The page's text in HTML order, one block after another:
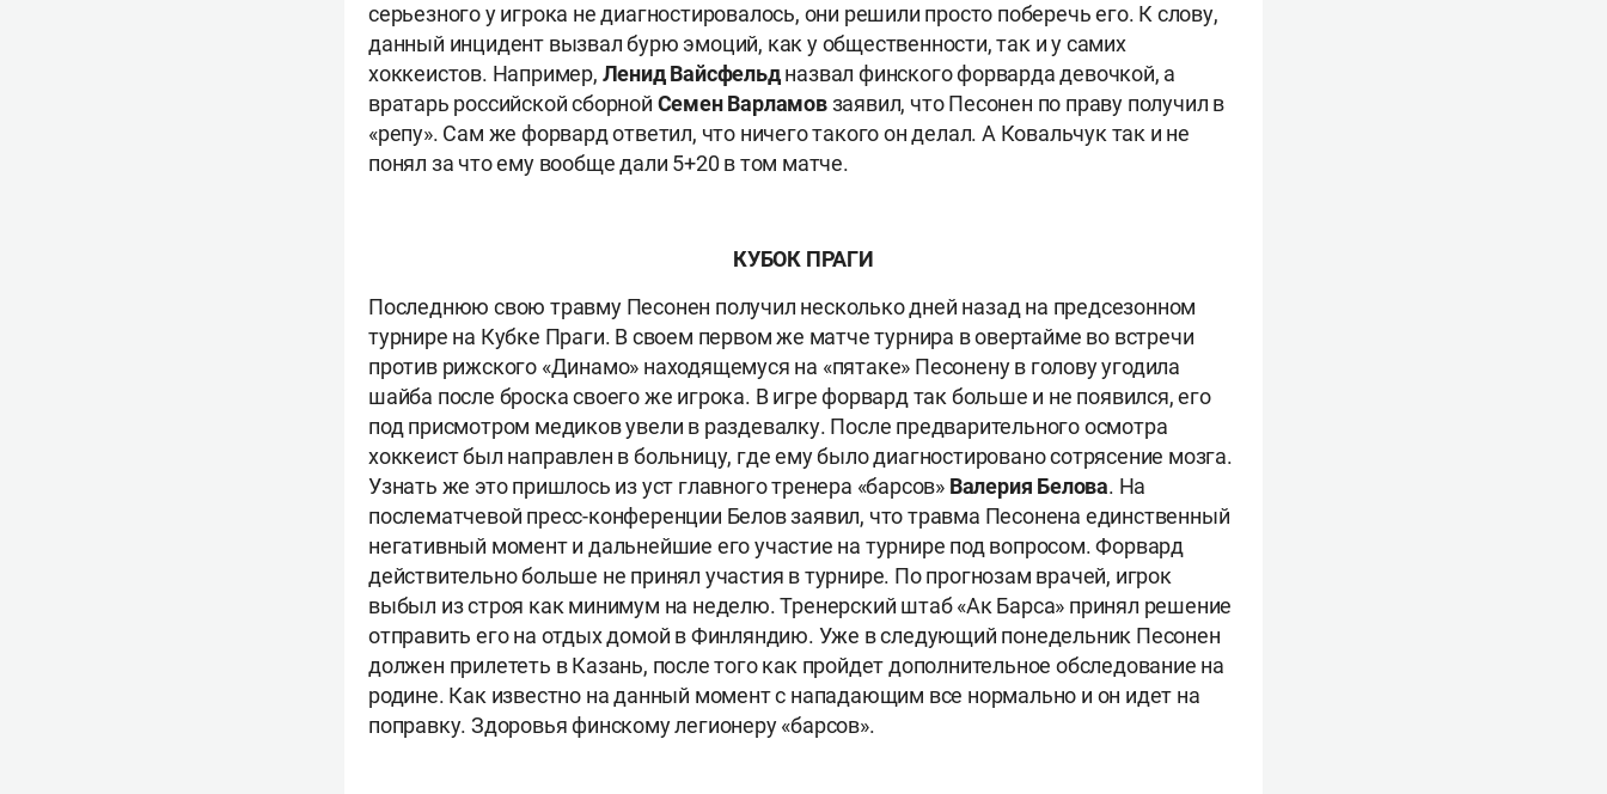
серьезного у игрока не диагностировалось, они решили просто поберечь его. К слову,
данный инцидент вызвал бурю эмоций, как у общественности, так и у самих
хоккеистов. Например, Ленид Вайсфельдназвал финского форварда девочкой, а
вратарь российской сборной Семен Варламовзаявил, что Песонен по праву получил в
«репу». Сам же форвард ответил, что ничего такого он делал. А Ковальчук так и не
понял за что ему вообще дали 5+20 в том матче.
КУБОК ПРАГИ
Последнюю свою травму Песонен получил несколько дней назад на предсезонном
турнире на Кубке Праги. В своем первом же матче турнира в овертайме во встречи
против рижского «Динамо» находящемуся на «пятаке» Песонену в голову угодила
шайба после броска своего же игрока. В игре форвард так больше и не появился, его
под присмотром медиков увели в раздевалку. После предварительного осмотра
хоккеист был направлен в больницу, где ему было диагностировано сотрясение мозга.
Узнать же это пришлось из уст главного тренера «барсов» Валерия Белова. На
послематчевой пресс-конференции Белов заявил, что травма Песонена единственный
негативный момент и дальнейшие его участие на турнире под вопросом. Форвард
действительно больше не принял участия в турнире. По прогнозам врачей, игрок
выбыл из строя как минимум на неделю. Тренерский штаб «Ак Барса» принял решение
отправить его на отдых домой в Финляндию. Уже в следующий понедельник Песонен
должен прилететь в Казань, после того как пройдет дополнительное обследование на
родине. Как известно на данный момент с нападающим все нормально и он идет на
поправку. Здоровья финскому легионеру «барсов».